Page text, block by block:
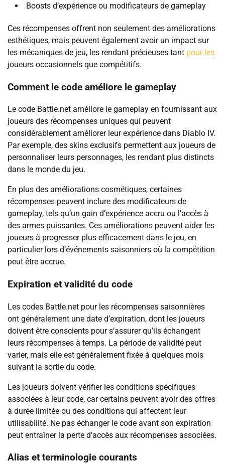
Boosts d’expérience ou modificateurs de gameplay
Ces récompenses offrent non seulement des améliorations
esthétiques, mais peuvent également avoir un impact sur
les mécaniques de jeu, les rendant précieuses tant pour les
joueurs occasionnels que compétitifs.
Comment le code améliore le gameplay
Le code Battle.net améliore le gameplay en fournissant aux
joueurs des récompenses uniques qui peuvent
considérablement améliorer leur expérience dans Diablo IV.
Par exemple, des skins exclusifs permettent aux joueurs de
personnaliser leurs personnages, les rendant plus distincts
dans le monde du jeu.
En plus des améliorations cosmétiques, certaines
récompenses peuvent inclure des modificateurs de
gameplay, tels qu’un gain d’expérience accru ou l’accès à
des armes puissantes. Ces améliorations peuvent aider les
joueurs à progresser plus efficacement dans le jeu, en
particulier lors d’événements saisonniers où la compétition
peut être accrue.
Expiration et validité du code
Les codes Battle.net pour les récompenses saisonnières
ont généralement une date d’expiration, dont les joueurs
doivent être conscients pour s’assurer qu’ils échangent
leurs récompenses à temps. La période de validité peut
varier, mais elle est généralement fixée à quelques mois
suivant la sortie du code.
Les joueurs doivent vérifier les conditions spécifiques
associées à leur code, car certains peuvent avoir des offres
à durée limitée ou des conditions qui affectent leur
utilisabilité. Ne pas échanger le code avant son expiration
peut entraîner la perte d’accès aux récompenses associées.
Alias et terminologie courants